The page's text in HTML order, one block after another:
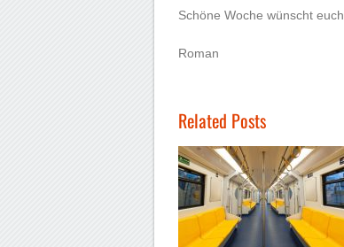
Schöne Woche wünscht euch
Roman
Related Posts